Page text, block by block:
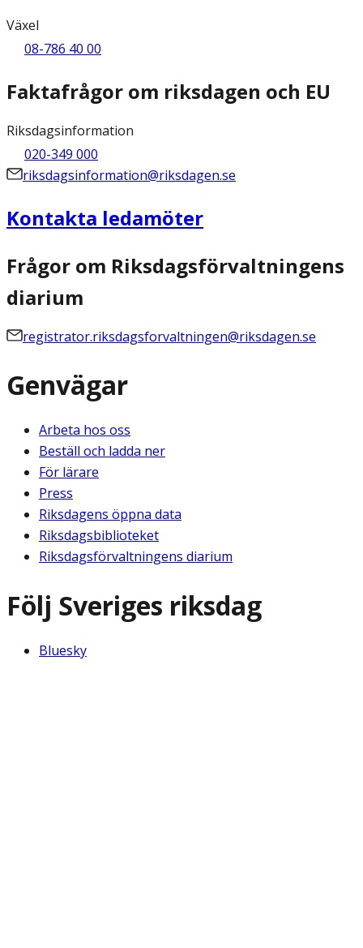
Växel
08-786 40 00
Faktafrågor om riksdagen och EU
Riksdagsinformation
020-349 000
riksdagsinformation@riksdagen.se
Kontakta ledamöter
Frågor om Riksdagsförvaltningens
diarium
registrator.riksdagsforvaltningen@riksdagen.se
Genvägar
Arbeta hos oss
Beställ och ladda ner
För lärare
Press
Riksdagens öppna data
Riksdagsbiblioteket
Riksdagsförvaltningens diarium
Följ Sveriges riksdag
Bluesky